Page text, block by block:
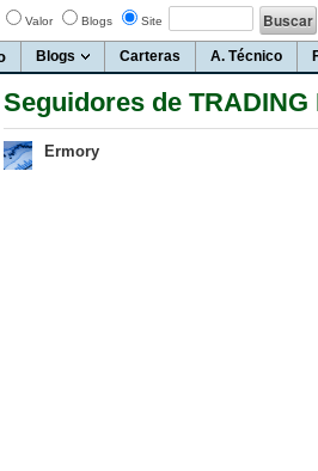
Valor Blogs Site
Blogs Carteras A. Técnico
Seguidores de TRADING
Ermory